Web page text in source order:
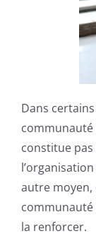
Dans
communauté
constitue
autre moyen,
communauté
la renforcer.